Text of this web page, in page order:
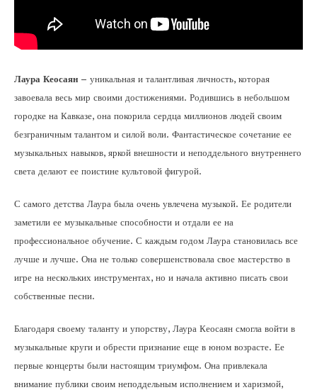
Лаура Кеосаян – уникальная и талантливая личность, которая
завоевала весь мир своими достижениями. Родившись в небольшом
городке на Кавказе, она покорила сердца миллионов людей своим
безграничным талантом и силой воли. Фантастическое сочетание ее
музыкальных навыков, яркой внешности и неподдельного внутреннего
света делают ее поистине культовой фигурой.
С самого детства Лаура была очень увлечена музыкой. Ее родители
заметили ее музыкальные способности и отдали ее на
профессиональное обучение. С каждым годом Лаура становилась все
лучше и лучше. Она не только совершенствовала свое мастерство в
игре на нескольких инструментах, но и начала активно писать свои
собственные песни.
Благодаря своему таланту и упорству, Лаура Кеосаян смогла войти в
музыкальные круги и обрести признание еще в юном возрасте. Ее
первые концерты были настоящим триумфом. Она привлекала
внимание публики своим неподдельным исполнением и харизмой,